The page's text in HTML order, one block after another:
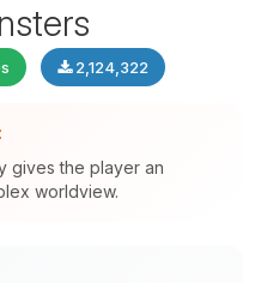
2,124,322
gives the player an
worldview.
con quien